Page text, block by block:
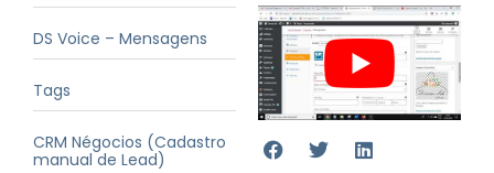
DS Voice – Mensagens
Tags
CRM Négocios (Cadastro
manual de Lead)